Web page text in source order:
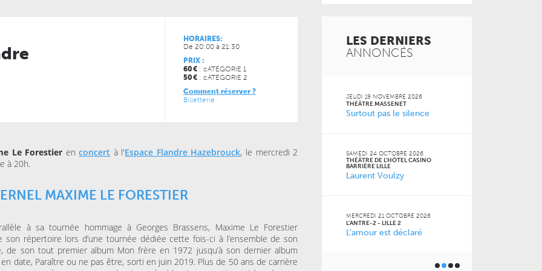
HORAIRES:
De 20:00 à 21:30
PRIX :
60€ : cATÉGORIE 1
50€ : cATÉGORIE 2
Comment réserver ?
Billetterie
Le Forestier enconcert à l'Espace Flandre Hazebrouck, le mercredi 2
à 20h.
MAXIME LE FORESTIER
à sa tournée hommage à Georges Brassens, Maxime Le Forestier
son répertoire lors d’une tournée dédiée cette fois-ci à l’ensemble de son
de son tout premier album Mon frère en 1972 jusqu’à son dernier album
date, Paraître ou ne pas être, sorti en juin 2019. Plus de 50 ans de carrière
LES DERNIERS
ANNONCÉS
VENDREDI 06 NOVEMBRE 2026
ESPACE AGORA (CENTRE
SAMEDI 31 OCTOBRE 2026
LA BULLE CAFÉ
Skraeckoedlan (Stoner) à
la Bulle Café
JEUDI 19 NOVEMBRE 2026
THÉÂTRE MASSENET
Surtout pas le silence
SAMEDI 24 OCTOBRE 2026
THÉÂTRE DE L'HÔTEL CASINO
BARRIÈRE LILLE
Laurent Voulzy
MERCREDI 21 OCTOBRE 2026
L'ANTRE-2 - LILLE 2
L’amour est déclaré